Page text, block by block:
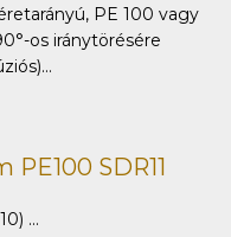
PE 100 vagy
os iránytörésére
SDR11
...